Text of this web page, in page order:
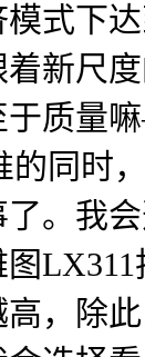
式下
新尺
于质量
的同时
。我
LX311
，除